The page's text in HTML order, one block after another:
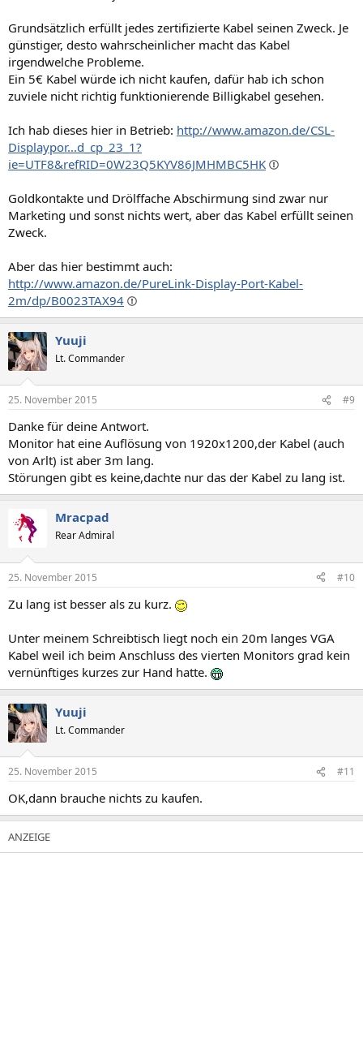
Grundsätzlich erfüllt jedes zertifizierte Kabel seinen Zweck. Je
günstiger, desto wahrscheinlicher macht das Kabel
irgendwelche Probleme.
Ein 5€ Kabel würde ich nicht kaufen, dafür hab ich schon
zuviele nicht richtig funktionierende Billigkabel gesehen.
Ich hab dieses hier in Betrieb: http://www.amazon.de/CSL-
Displaypor...d_cp_23_1?
ie=UTF8&refRID=0W23Q5KYV86JMHMBC5HK
Goldkontakte und Drölffache Abschirmung sind zwar nur
Marketing und sonst nichts wert, aber das Kabel erfüllt seinen
Zweck.
Aber das hier bestimmt auch:
http://www.amazon.de/PureLink-Display-Port-Kabel-
2m/dp/B0023TAX94
Yuuji
Lt. Commander
25. November 2015 #9
Danke für deine Antwort.
Monitor hat eine Auflösung von 1920x1200,der Kabel (auch
von Arlt) ist aber 3m lang.
Störungen gibt es keine,dachte nur das der Kabel zu lang ist.
Mracpad
Rear Admiral
25. November 2015 #10
Zu lang ist besser als zu kurz.
Unter meinem Schreibtisch liegt noch ein 20m langes VGA
Kabel weil ich beim Anschluss des vierten Monitors grad kein
vernünftiges kurzes zur Hand hatte.
Yuuji
Lt. Commander
25. November 2015 #11
OK,dann brauche nichts zu kaufen.